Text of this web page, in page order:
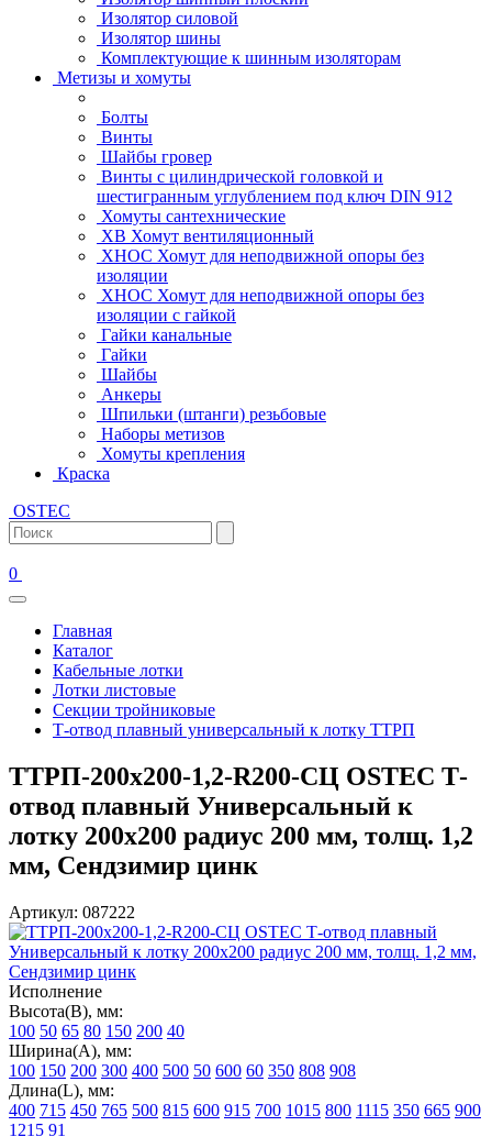
Изолятор силовой
Изолятор шины
Комплектующие к шинным изоляторам
Метизы и хомуты
Болты
Винты
Шайбы гровер
Винты с цилиндрической головкой и
шестигранным углублением под ключ DIN 912
Хомуты сантехнические
ХВ Хомут вентиляционный
ХНОС Хомут для неподвижной опоры без
изоляции
ХНОС Хомут для неподвижной опоры без
изоляции с гайкой
Гайки канальные
Гайки
Шайбы
Анкеры
Шпильки (штанги) резьбовые
Наборы метизов
Хомуты крепления
Краска
OSTEC
0
Главная
Каталог
Кабельные лотки
Лотки листовые
Секции тройниковые
Т-отвод плавный универсальный к лотку ТТРП
ТТРП-200х200-1,2-R200-СЦ OSTEC Т-
отвод плавный Универсальный к
лотку 200х200 радиус 200 мм, толщ. 1,2
мм, Сендзимир цинк
Артикул: 087222
Исполнение
Высота(В), мм:
100 50 65 80 150 200 40
Ширина(А), мм:
100 150 200 300 400 500 50 600 60 350 808 908
Длина(L), мм:
400 715 450 765 500 815 600 915 700 1015 800 1115 350 665 900
1215 91